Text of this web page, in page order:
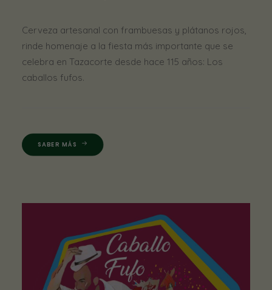
Cerveza artesanal con frambuesas y plátanos rojos,
rinde homenaje a la fiesta más importante que se
celebra en Tazacorte desde hace 115 años: Los
caballos fufos.
SABER MÁS